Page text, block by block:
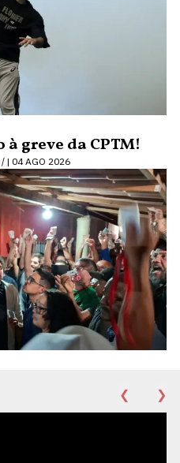
greve da CPTM!
04 AGO 2026
❮ ❯